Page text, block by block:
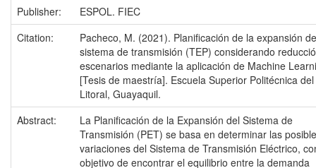
Publisher:
ESPOL. FIEC
Citation:
Pacheco, M. (2021). Planificación de la expansión
sistema de transmisión (TEP) considerando
escenarios mediante la aplicación de Machine
[Tesis de maestría]. Escuela Superior Politécnica del
Litoral, Guayaquil.
Abstract:
La Planificación de la Expansión del Sistema de
Transmisión (PET) se basa en determinar las
variaciones del Sistema de Transmisión Eléctrico,
objetivo de encontrar el equilibrio entre la demanda